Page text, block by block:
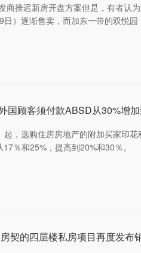
商推迟新房开盘方案但是，有者认
）逐渐售卖，而加东一带的双悦
国顾客须付款ABSD从30%增
起，选购住房房地产的附加买家印
％和25%，提高到20%和30％。
契的四层楼私房项目再度发布